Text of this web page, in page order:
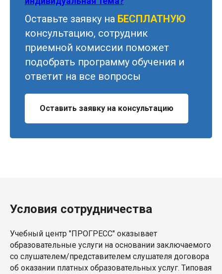
Оставьте заявку на БЕСПЛАТНУЮ
консультацию, сотрудник
приемной комиссии поможет
подобрать программу обучения и
ответит на все вопросы
Оставить заявку на консультацию
Условия сотрудничества
Учебный центр "ПРОГРЕСС" оказывает
образовательные услуги на основании заключаемого
со слушателем/представителем слушателя договора
об оказании платных образовательных услуг. Типовая